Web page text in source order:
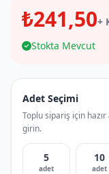
₺241,50+
Stokta Mevcut
Adet Seçimi
Toplu sipariş için
girin.
5
adet
10
adet